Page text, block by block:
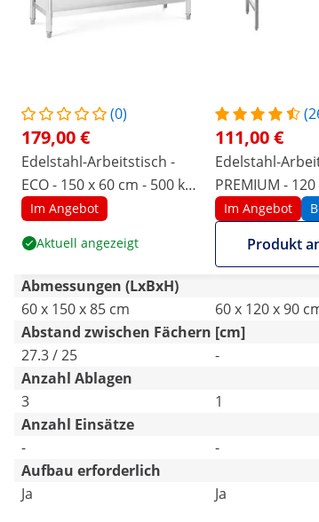
(0)
179,00 €
Edelstahl-Arbeitstisch -
ECO - 150 x 60 cm - 500 kg -
Zwischenboden - Royal
Im Angebot
Aktuell angezeigt
111,00 €
Edelstahl-
PREMIUM -
210 kg -
Catering
Im Angebot
Produkt
Abmessungen (LxBxH)
60 x 150 x 85 cm
60 x 120 x 90
Abstand zwischen Fächern [cm]
27.3 / 25
-
Anzahl Ablagen
3
1
Anzahl Einsätze
-
-
Aufbau erforderlich
Ja
Ja